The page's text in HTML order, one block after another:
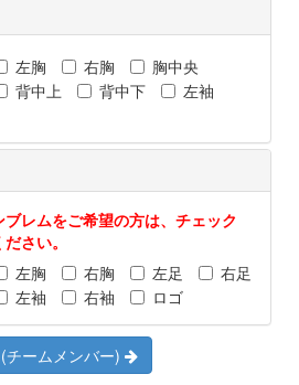
左胸 右胸
胸中央
背中上
背中下
左袖
レムをご希望の方は、チェック
さい。
左胸 右胸 左足
右足
左袖
右袖 ロゴ
(チームメンバー)